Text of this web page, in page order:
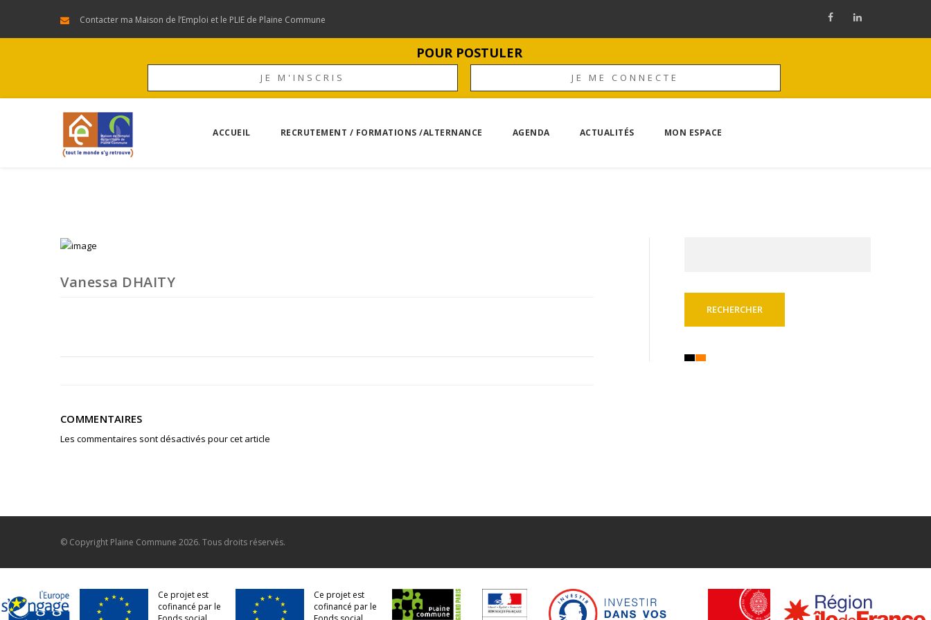
Contacter ma Maison de l’Emploi et le PLIE de Plaine Commune
POUR POSTULER
JE M'INSCRIS JE ME CONNECTE
ACCUEIL RECRUTEMENT / FORMATIONS /ALTERNANCE AGENDA ACTUALITÉS MON ESPACE
Vanessa DHAITY
COMMENTAIRES
Les commentaires sont désactivés pour cet article
© Copyright Plaine Commune 2026. Tous droits réservés.
Ce projet est
cofinancé par le
Ce projet est
cofinancé par le